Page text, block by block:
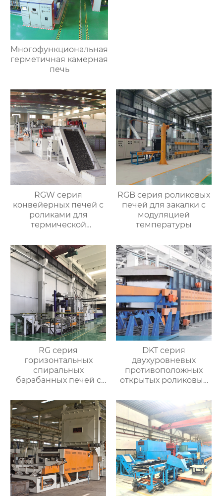
Многофункциональная
герметичная камерная
печь
RGW серия
конвейерных печей с
роликами для
термической
RGB серия роликовых
печей для закалки с
модуляцией
температуры
RG серия
горизонтальных
спиральных
барабанных печей с
атмосферой для
термической
обработки
DKT серия
двухуровневых
противоположных
открытых роликовых
отжигательных печей